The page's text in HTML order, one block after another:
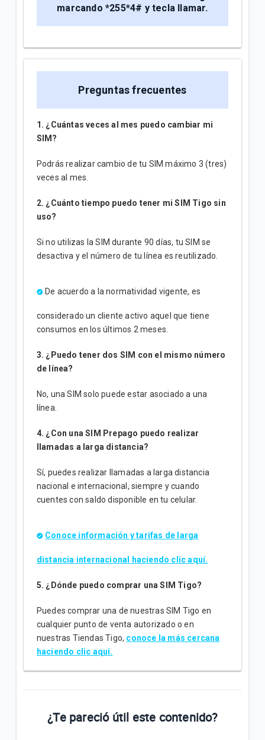
marcando *255*4# y tecla llamar.
Preguntas frecuentes
1. ¿Cuántas veces al mes puedo cambiar mi
SIM?
Podrás realizar cambio de tu SIM máximo 3 (tres)
veces al mes.
2. ¿Cuánto tiempo puedo tener mi SIM Tigo sin
uso?
Si no utilizas la SIM durante 90 días, tu SIM se
desactiva y el número de tu línea es reutilizado.
De acuerdo a la normatividad vigente, es
considerado un cliente activo aquel que tiene
consumos en los últimos 2 meses.
3. ¿Puedo tener dos SIM con el mismo número
de línea?
No, una SIM solo puede estar asociado a una
línea.
4. ¿Con una SIM Prepago puedo realizar
llamadas a larga distancia?
Sí, puedes realizar llamadas a larga distancia
nacional e internacional, siempre y cuando
cuentes con saldo disponible en tu celular.
Conoce información y tarifas de larga
distancia internacional haciendo clic aquí.
5. ¿Dónde puedo comprar una SIM Tigo?
Puedes comprar una de nuestras SIM Tigo en
cualquier punto de venta autorizado o en
nuestras Tiendas Tigo, conoce la más cercana
haciendo clic aquí.
¿Te pareció útil este contenido?